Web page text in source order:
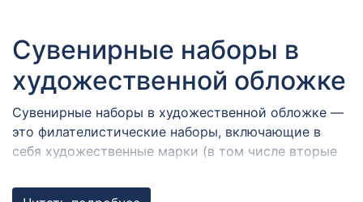
Сувенирные наборы в
художественной обложке
Сувенирные наборы в художественной обложке —
это филателистические наборы, включающие в
себя художественные марки (в том числе вторые
гашениями в разных городах России,